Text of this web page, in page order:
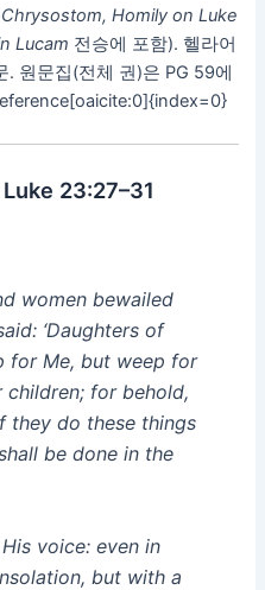
Homily on Luke
Lucam 전승에 포함). 헬라어
원문집(전체 권)은 PG 59에
23:27–31
women bewailed
‘Daughters of
for Me, but weep for
for behold,
they do these things
be done in the
voice: even in
but with a